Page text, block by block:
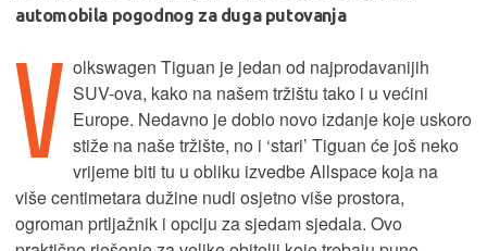
automobila pogodnog za duga putovanja
V olkswagen Tiguan je jedan od najprodavanijih
SUV-ova, kako na našem tržištu tako i u većini
Europe. Nedavno je dobio novo izdanje koje uskoro
stiže na naše tržište, no i ‘stari’ Tiguan će još neko
vrijeme biti tu u obliku izvedbe Allspace koja na
više centimetara dužine nudi osjetno više prostora,
ogroman prtljažnik i opciju za sjedam sjedala. Ovo